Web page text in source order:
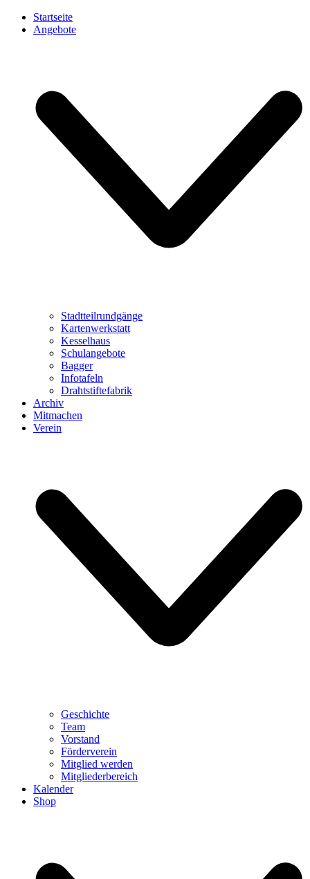
Startseite
Angebote
Stadtteilrundgänge
Kartenwerkstatt
Kesselhaus
Schulangebote
Bagger
Infotafeln
Drahtstiftefabrik
Archiv
Mitmachen
Verein
Geschichte
Team
Vorstand
Förderverein
Mitglied werden
Mitgliederbereich
Kalender
Shop